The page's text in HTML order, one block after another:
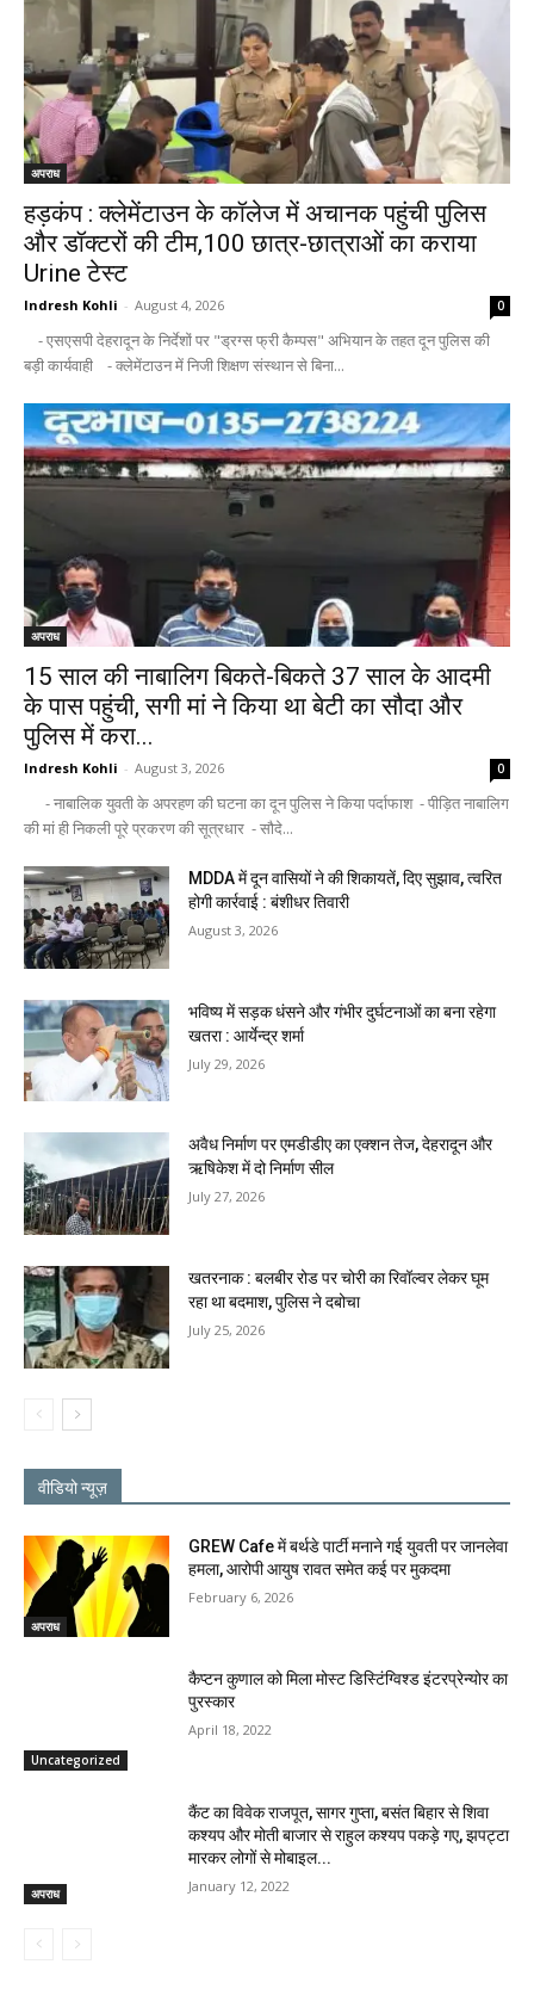
अपराध
हड़कंप : क्लेमेंटाउन के कॉलेज में अचानक पहुंची पुलिस
और डॉक्टरों की टीम,100 छात्र-छात्राओं का कराया
Urine टेस्ट
Indresh Kohli - August 4, 2026 0
- एसएसपी देहरादून के निर्देशों पर "ड्रग्स फ्री कैम्पस" अभियान के तहत दून पुलिस की
बड़ी कार्यवाही - क्लेमेंटाउन में निजी शिक्षण संस्थान से बिना...
अपराध
15 साल की नाबालिग बिकते-बिकते 37 साल के आदमी
के पास पहुंची, सगी मां ने किया था बेटी का सौदा और
पुलिस में करा...
Indresh Kohli - August 3, 2026 0
- नाबालिक युवती के अपरहण की घटना का दून पुलिस ने किया पर्दाफाश - पीड़ित नाबालिग
की मां ही निकली पूरे प्रकरण की सूत्रधार - सौदे...
MDDA में दून वासियों ने की शिकायतें, दिए सुझाव, त्वरित
होगी कार्रवाई : बंशीधर तिवारी
August 3, 2026
भविष्य में सड़क धंसने और गंभीर दुर्घटनाओं का बना रहेगा
खतरा : आर्येन्द्र शर्मा
July 29, 2026
अवैध निर्माण पर एमडीडीए का एक्शन तेज, देहरादून और
ऋषिकेश में दो निर्माण सील
July 27, 2026
खतरनाक : बलबीर रोड पर चोरी का रिवॉल्वर लेकर घूम
रहा था बदमाश, पुलिस ने दबोचा
July 25, 2026
वीडियो न्यूज़
अपराध
GREW Cafe में बर्थडे पार्टी मनाने गई युवती पर जानलेवा
हमला, आरोपी आयुष रावत समेत कई पर मुकदमा
February 6, 2026
Uncategorized
कैप्टन कुणाल को मिला मोस्ट डिस्टिंग्विश्ड इंटरप्रेन्योर का
पुरस्कार
April 18, 2022
अपराध
कैंट का विवेक राजपूत, सागर गुप्ता, बसंत बिहार से शिवा
कश्यप और मोती बाजार से राहुल कश्यप पकड़े गए, झपट्टा
मारकर लोगों से मोबाइल...
January 12, 2022